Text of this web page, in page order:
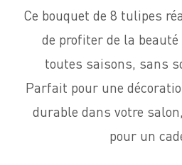
Ce bouquet de 8 tulipes
de profiter de la
toutes saisons, sans
Parfait pour une
durable dans votre
pour un